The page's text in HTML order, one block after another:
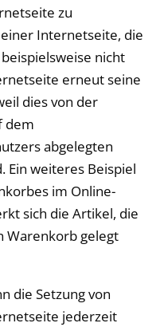
zu
Internetseite, die
nicht
erneut seine
dies von der
dem
abgelegten
Ein weiteres Beispiel
im Online-
sich die Artikel, die
Warenkorb gelegt
die Setzung von
jederzeit